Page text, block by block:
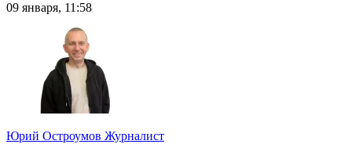
09 января, 11:58
Юрий Остроумов Журналист